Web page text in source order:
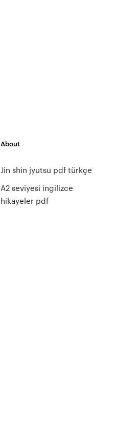
About
Jin shin jyutsu pdf türkçe
A2 seviyesi ingilizce
hikayeler pdf